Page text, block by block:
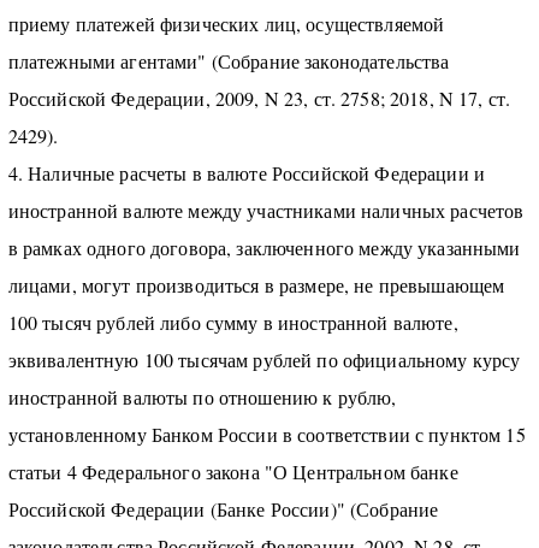
приему платежей физических лиц, осуществляемой
платежными агентами" (Собрание законодательства
Российской Федерации, 2009, N 23, ст. 2758; 2018, N 17, ст.
2429).
4. Наличные расчеты в валюте Российской Федерации и
иностранной валюте между участниками наличных расчетов
в рамках одного договора, заключенного между указанными
лицами, могут производиться в размере, не превышающем
100 тысяч рублей либо сумму в иностранной валюте,
эквивалентную 100 тысячам рублей по официальному курсу
иностранной валюты по отношению к рублю,
установленному Банком России в соответствии с пунктом 15
статьи 4 Федерального закона "О Центральном банке
Российской Федерации (Банке России)" (Собрание